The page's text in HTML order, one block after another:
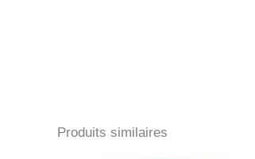
Produits similaires